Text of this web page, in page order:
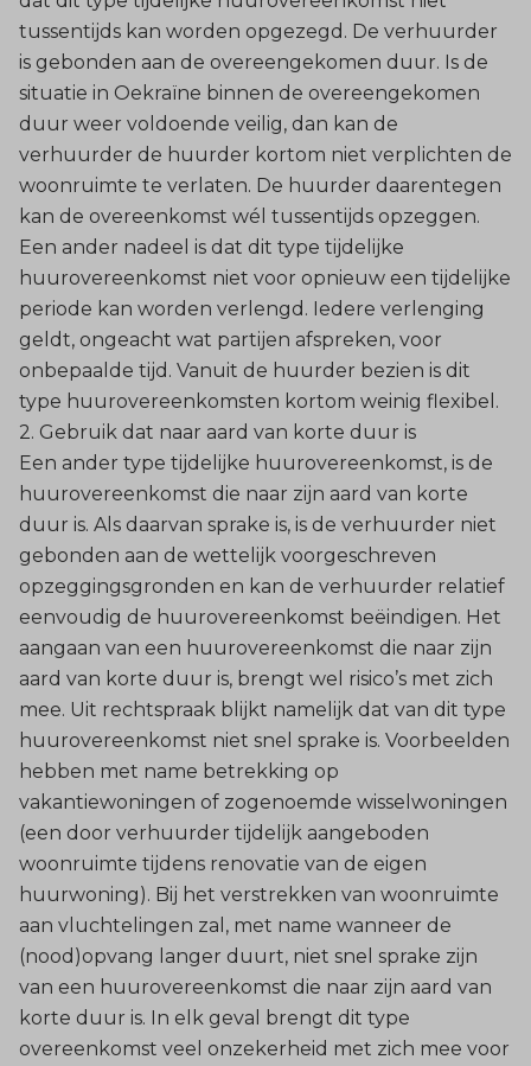
tussentijds kan worden opgezegd. De verhuurder
is gebonden aan de overeengekomen duur. Is de
situatie in Oekraïne binnen de overeengekomen
duur weer voldoende veilig, dan kan de
verhuurder de huurder kortom niet verplichten de
woonruimte te verlaten. De huurder daarentegen
kan de overeenkomst wél tussentijds opzeggen.
Een ander nadeel is dat dit type tijdelijke
huurovereenkomst niet voor opnieuw een tijdelijke
periode kan worden verlengd. Iedere verlenging
geldt, ongeacht wat partijen afspreken, voor
onbepaalde tijd. Vanuit de huurder bezien is dit
type huurovereenkomsten kortom weinig flexibel.
2. Gebruik dat naar aard van korte duur is
Een ander type tijdelijke huurovereenkomst, is de
huurovereenkomst die naar zijn aard van korte
duur is. Als daarvan sprake is, is de verhuurder niet
gebonden aan de wettelijk voorgeschreven
opzeggingsgronden en kan de verhuurder relatief
eenvoudig de huurovereenkomst beëindigen. Het
aangaan van een huurovereenkomst die naar zijn
aard van korte duur is, brengt wel risico’s met zich
mee. Uit rechtspraak blijkt namelijk dat van dit type
huurovereenkomst niet snel sprake is. Voorbeelden
hebben met name betrekking op
vakantiewoningen of zogenoemde wisselwoningen
(een door verhuurder tijdelijk aangeboden
woonruimte tijdens renovatie van de eigen
huurwoning). Bij het verstrekken van woonruimte
aan vluchtelingen zal, met name wanneer de
(nood)opvang langer duurt, niet snel sprake zijn
van een huurovereenkomst die naar zijn aard van
korte duur is. In elk geval brengt dit type
overeenkomst veel onzekerheid met zich mee voor